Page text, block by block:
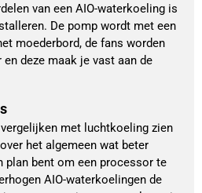
van een AIO-waterkoeling is
De pomp wordt met een
moederbord, de fans worden
deze maak je vast aan de
met luchtkoeling zien
het algemeen wat beter
plan bent om een processor te
AIO-waterkoelingen de